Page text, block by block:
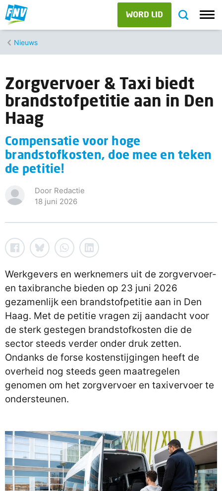
WORD LID
Nieuws
Zorgvervoer & Taxi biedt
brandstofpetitie aan in Den
Haag
Compensatie voor hoge
brandstofkosten, doe mee en teken
de petitie!
Door Redactie
18 juni 2026
Werkgevers en werknemers uit de zorgvervoer-
en taxibranche bieden op 23 juni 2026
gezamenlijk een brandstofpetitie aan in Den
Haag. Met de petitie vragen zij aandacht voor
de sterk gestegen brandstofkosten die de
sector steeds verder onder druk zetten.
Ondanks de forse kostenstijgingen heeft de
overheid nog steeds geen maatregelen
genomen om het zorgvervoer en taxivervoer te
ondersteunen.